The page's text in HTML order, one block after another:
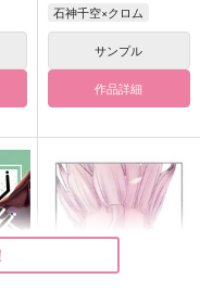
石神千空×クロム
サンプル
作品詳細